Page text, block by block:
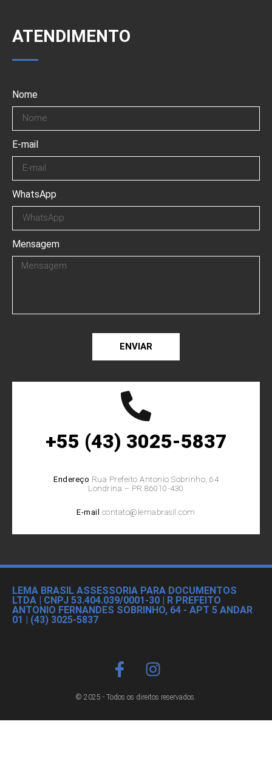
ATENDIMENTO
Nome
E-mail
WhatsApp
Mensagem
ENVIAR
+55 (43) 3025-5837
Endereço Rua Prefeito Antonio Sobrinho, 64
Londrina – PR 86010-430
E-mail contato@lemabrasil.com
LEMA BRASIL ASSESSORIA PARA DOCUMENTOS
LTDA | CNPJ 53.404.039/0001-30 | R PREFEITO
ANTONIO FERNANDES SOBRINHO, 64 - APT 5 ANDAR
01 | (43) 3025-5837
© 2025 - Todos os direitos reservados.